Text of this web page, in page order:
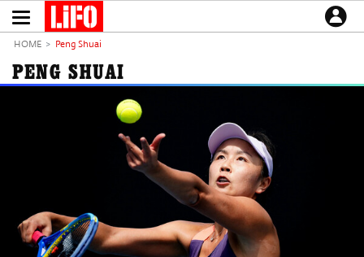
το
LIFO SHOP
ΕΙΔΗΣΕΙΣ
CULTURE
ΤΡΟΠΟΣ ΖΩΗΣ
HOME Peng Shuai
PENG SHUAI